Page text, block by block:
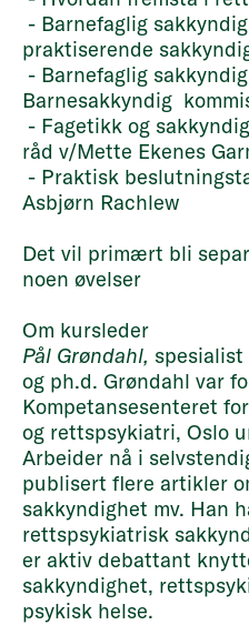
- Barnefaglig
praktiserende
- Barnefaglig
Barnesakkyndig
- Fagetikk og
råd v/Mette Ekenes
- Praktisk
Asbjørn Rachlew
Det vil primært bli
noen øvelser
Om kursleder
Pål Grøndahl,
og ph.d. Grøndahl var
Kompetansesenteret
og rettspsykiatri, Oslo
Arbeider nå i
publisert flere artikler
sakkyndighet mv. Han
rettspsykiatrisk
er aktiv debattant
sakkyndighet,
psykisk helse.